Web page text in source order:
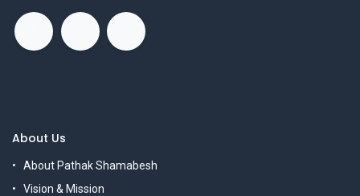
About Us
About Pathak Shamabesh
Vision & Mission